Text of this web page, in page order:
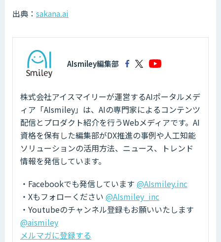
出典： sakana.ai
AIsmiley編集部
株式会社アイスマイリーが運営するAIポータルメデ
ィア「AIsmiley」は、AIの専門家によるコンテンツ
配信とプロダクト紹介を行うWebメディアです。AI
資格を保有した編集部がDX推進の事例や人工知能
ソリューションの活用方法、ニュース、トレンド
情報を発信しています。
・Facebookでも発信しています @AIsmiley.inc
・Xもフォローください @AIsmiley_inc
・Youtubeのチャンネル登録もお願いいたします
@aismiley
メルマガに登録する